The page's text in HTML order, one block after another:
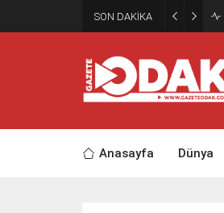
SON DAKİKA
Anasayfa Dünya